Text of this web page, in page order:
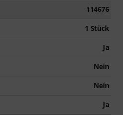
114676
1 Stück
Ja
Nein
Nein
Ja